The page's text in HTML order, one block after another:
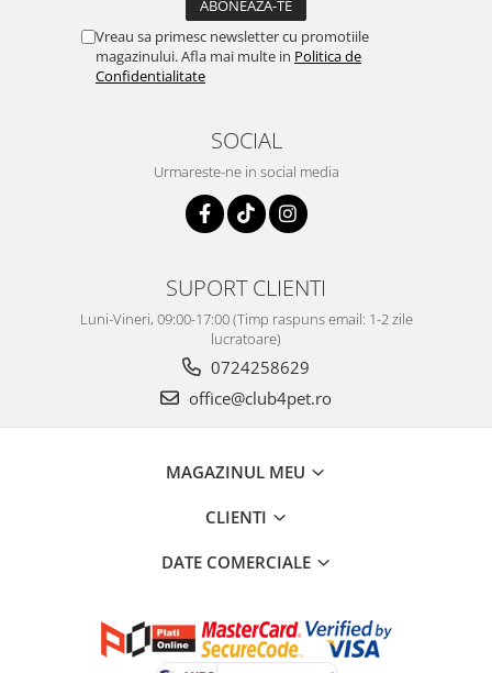
Vreau sa primesc newsletter cu promotiile
magazinului. Afla mai multe in Politica de
Confidentialitate
SOCIAL
Urmareste-ne in social media
SUPORT CLIENTI
Luni-Vineri, 09:00-17:00 (Timp raspuns email: 1-2 zile
lucratoare)
0724258629
office@club4pet.ro
MAGAZINUL MEU
CLIENTI
DATE COMERCIALE